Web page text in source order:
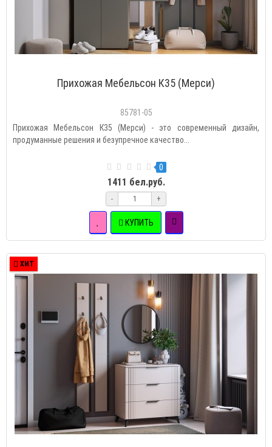
Прихожая Мебельсон К35 (Мерси)
85781-05
Прихожая Мебельсон К35 (Мерси) - это современный дизайн,
продуманные решения и безупречное качество...
0
1411 бел.руб.
- +
КУПИТЬ
ХИТ